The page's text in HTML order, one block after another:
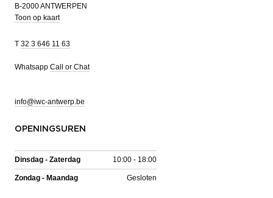
B-2000 ANTWERPEN
Toon op kaart
T 32 3 646 11 63
Whatsapp Call or Chat
info@iwc-antwerp.be
OPENINGSUREN
Dinsdag - Zaterdag 10:00 - 18:00
Zondag - Maandag Gesloten